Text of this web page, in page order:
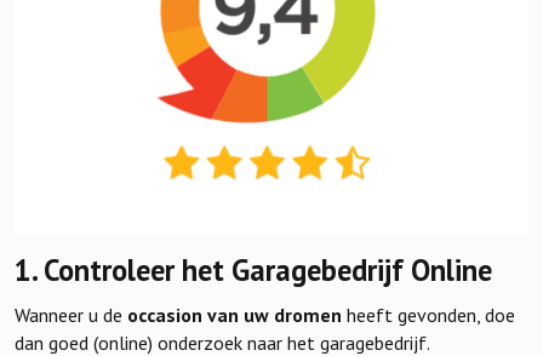
1. Controleer het Garagebedrijf Online
Wanneer u de occasion van uw dromen heeft gevonden, doe
dan goed (online) onderzoek naar het garagebedrijf.